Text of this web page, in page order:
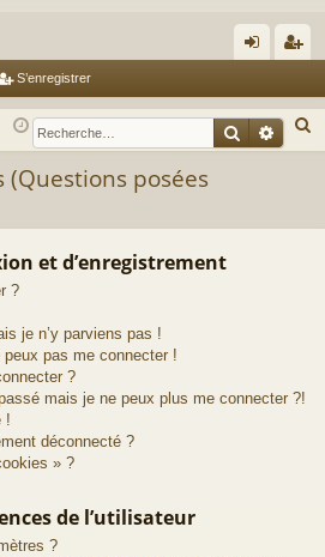
ne
xi
nr
eg
S’enregistrer
e
e
posées
et d’enregistrement
?
je n’y parviens pas !
pas me connecter !
?
mais je ne peux plus me connecter ?!
!
déconnecté ?
» ?
de l’utilisateur
?